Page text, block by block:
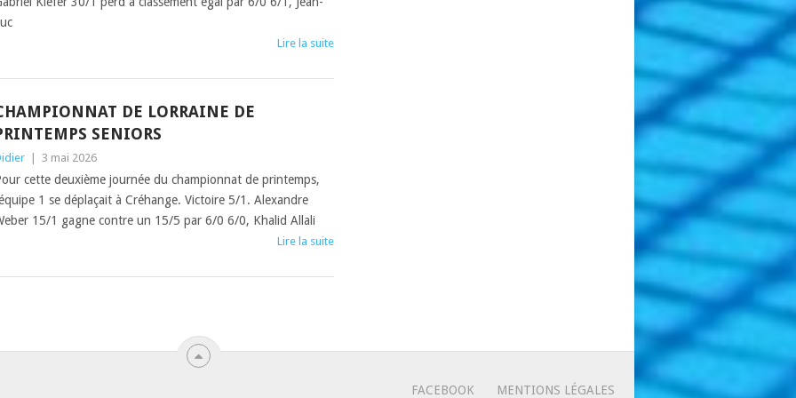
Lire la suite
DE LORRAINE DE
SENIORS
3 mai 2026
cette deuxième journée du championnat de printemps,
1 se déplaçait à Créhange. Victoire 5/1. Alexandre
15/1 gagne contre un 15/5 par 6/0 6/0, Khalid Allali
Lire la suite
FACEBOOK MENTIONS LÉGALES